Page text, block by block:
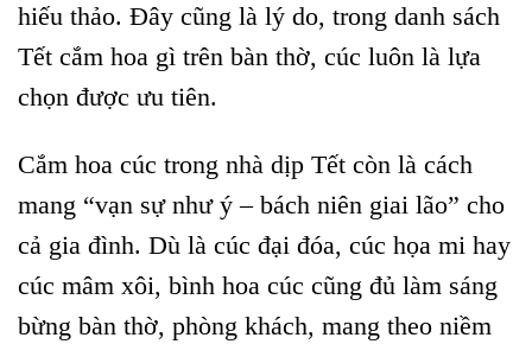
hiếu thảo. Đây cũng là lý do, trong danh sách
Tết cắm hoa gì trên bàn thờ, cúc luôn là lựa
chọn được ưu tiên.
Cắm hoa cúc trong nhà dịp Tết còn là cách
mang “vạn sự như ý – bách niên giai lão” cho
cả gia đình. Dù là cúc đại đóa, cúc họa mi hay
cúc mâm xôi, bình hoa cúc cũng đủ làm sáng
bừng bàn thờ, phòng khách, mang theo niềm